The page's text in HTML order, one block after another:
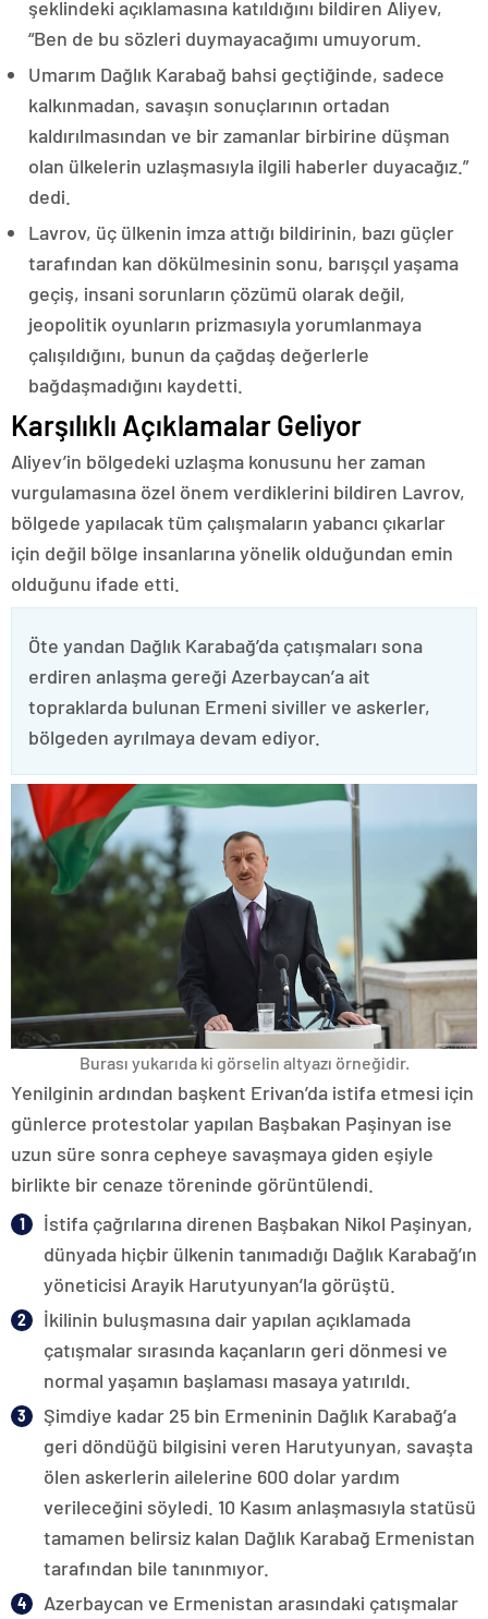
şeklindeki açıklamasına katıldığını bildiren Aliyev,
“Ben de bu sözleri duymayacağımı umuyorum.
Umarım Dağlık Karabağ bahsi geçtiğinde, sadece
kalkınmadan, savaşın sonuçlarının ortadan
kaldırılmasından ve bir zamanlar birbirine düşman
olan ülkelerin uzlaşmasıyla ilgili haberler duyacağız.”
dedi.
Lavrov, üç ülkenin imza attığı bildirinin, bazı güçler
tarafından kan dökülmesinin sonu, barışçıl yaşama
geçiş, insani sorunların çözümü olarak değil,
jeopolitik oyunların prizmasıyla yorumlanmaya
çalışıldığını, bunun da çağdaş değerlerle
bağdaşmadığını kaydetti.
Karşılıklı Açıklamalar Geliyor
Aliyev’in bölgedeki uzlaşma konusunu her zaman
vurgulamasına özel önem verdiklerini bildiren Lavrov,
bölgede yapılacak tüm çalışmaların yabancı çıkarlar
için değil bölge insanlarına yönelik olduğundan emin
olduğunu ifade etti.
Öte yandan Dağlık Karabağ’da çatışmaları sona
erdiren anlaşma gereği Azerbaycan’a ait
topraklarda bulunan Ermeni siviller ve askerler,
bölgeden ayrılmaya devam ediyor.
Burası yukarıda ki görselin altyazı örneğidir.
Yenilginin ardından başkent Erivan’da istifa etmesi için
günlerce protestolar yapılan Başbakan Paşinyan ise
uzun süre sonra cepheye savaşmaya giden eşiyle
birlikte bir cenaze töreninde görüntülendi.
İstifa çağrılarına direnen Başbakan Nikol Paşinyan,
dünyada hiçbir ülkenin tanımadığı Dağlık Karabağ’ın
yöneticisi Arayik Harutyunyan’la görüştü.
İkilinin buluşmasına dair yapılan açıklamada
çatışmalar sırasında kaçanların geri dönmesi ve
normal yaşamın başlaması masaya yatırıldı.
Şimdiye kadar 25 bin Ermeninin Dağlık Karabağ’a
geri döndüğü bilgisini veren Harutyunyan, savaşta
ölen askerlerin ailelerine 600 dolar yardım
verileceğini söyledi. 10 Kasım anlaşmasıyla statüsü
tamamen belirsiz kalan Dağlık Karabağ Ermenistan
tarafından bile tanınmıyor.
Azerbaycan ve Ermenistan arasındaki çatışmalar